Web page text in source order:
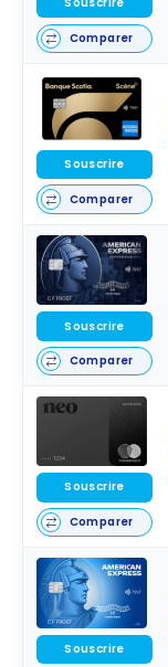
Comparer
Souscrire
Comparer
Souscrire
Comparer
Souscrire
Comparer
Souscrire